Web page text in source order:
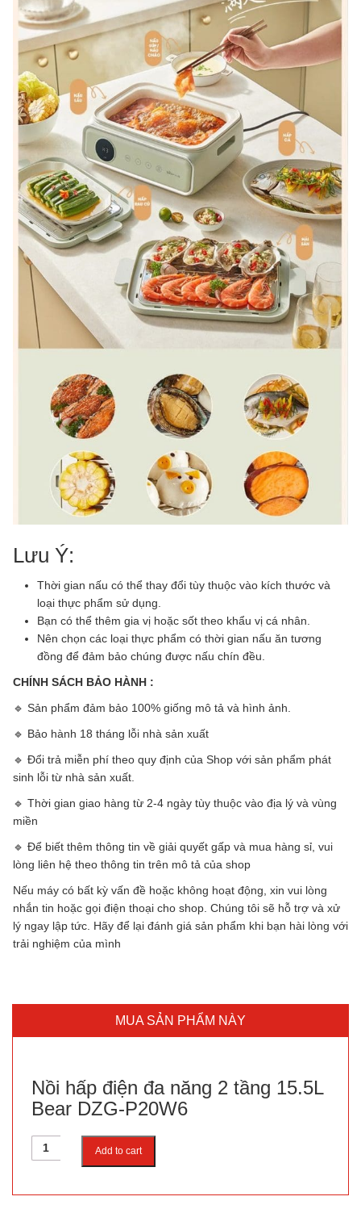
Lưu Ý:
Thời gian nấu có thể thay đổi tùy thuộc vào kích thước và
loại thực phẩm sử dụng.
Bạn có thể thêm gia vị hoặc sốt theo khẩu vị cá nhân.
Nên chọn các loại thực phẩm có thời gian nấu ăn tương
đồng để đảm bảo chúng được nấu chín đều.
CHÍNH SÁCH BẢO HÀNH :
🔹 Sản phẩm đảm bảo 100% giống mô tả và hình ảnh.
🔹 Bảo hành 18 tháng lỗi nhà sản xuất
🔹 Đổi trả miễn phí theo quy định của Shop với sản phẩm phát
sinh lỗi từ nhà sản xuất.
🔹 Thời gian giao hàng từ 2-4 ngày tùy thuộc vào địa lý và vùng
miền
🔹 Để biết thêm thông tin về giải quyết gấp và mua hàng sỉ, vui
lòng liên hệ theo thông tin trên mô tả của shop
Nếu máy có bất kỳ vấn đề hoặc không hoạt động, xin vui lòng
nhắn tin hoặc gọi điện thoại cho shop. Chúng tôi sẽ hỗ trợ và xử
lý ngay lập tức. Hãy để lại đánh giá sản phẩm khi bạn hài lòng với
trải nghiệm của mình
MUA SẢN PHẨM NÀY
Nồi hấp điện đa năng 2 tầng 15.5L
Bear DZG-P20W6
Quantity
Add to cart